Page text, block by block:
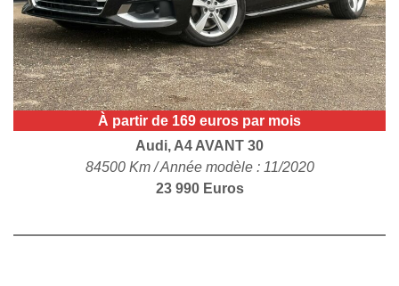
CONFIDENTIALITÉ
À partir de 169 euros par mois
Audi, A4 AVANT 30
84500 Km / Année modèle : 11/2020
23 990 Euros